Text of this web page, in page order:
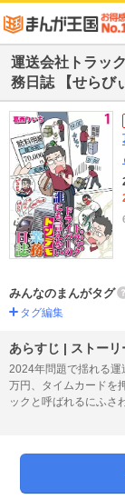
運送会社トラッ
務日誌 【せらび
みんなのまんがタグ
タグ編集
あらすじ | ストーリ
2024年問題で揺れる運
万円、タイムカードを
ックと呼ばれるにふさ